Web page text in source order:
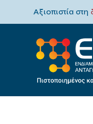
Αξιοπιστία στη